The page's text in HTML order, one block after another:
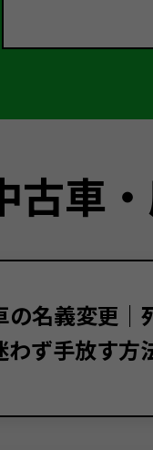
古車
の名義変更｜
わず手放す方